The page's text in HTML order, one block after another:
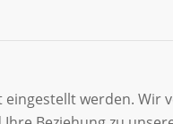
werden. Wir